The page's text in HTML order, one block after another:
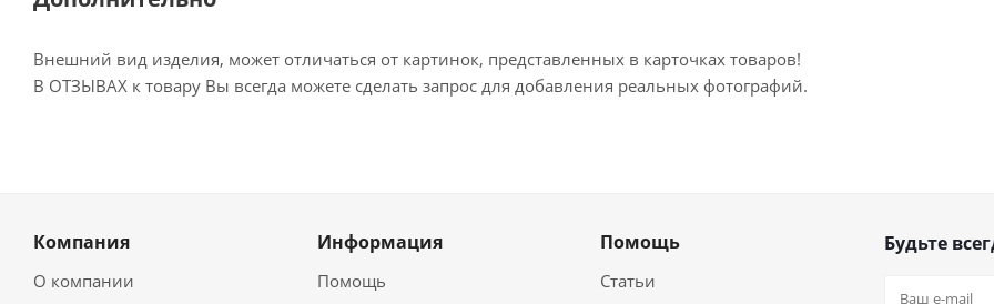
Внешний вид изделия, может отличаться от картинок, представленных в карточках товаров!
В ОТЗЫВАХ к товару Вы всегда можете сделать запрос для добавления реальных фотографий.
Компания
О компании
Информация
Помощь
Помощь
Статьи
Будьте